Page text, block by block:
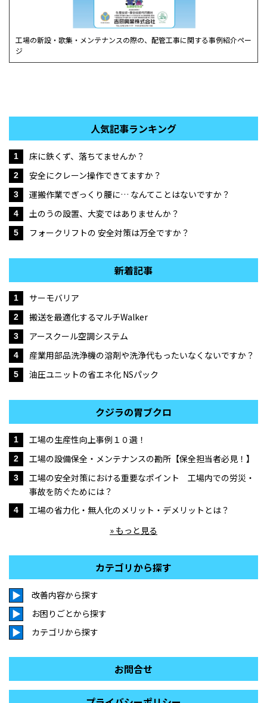
工場の新設・歌集・メンテナンスの際の、配管工事に関する事例紹介ペー
ジ
人気記事ランキング
1 床に鉄くず、落ちてませんか？
2 安全にクレーン操作できてますか？
3 運搬作業でぎっくり腰に… なんてことはないですか？
4 土のうの設置、大変ではありませんか？
5 フォークリフトの 安全対策は万全ですか？
新着記事
1 サーモバリア
2 搬送を最適化するマルチWalker
3 アースクール空調システム
4 産業用部品洗浄機の溶剤や洗浄代もったいなくないですか？
5 油圧ユニットの省エネ化 NSパック
クジラの胃ブクロ
1 工場の生産性向上事例１０選！
2 工場の設備保全・メンテナンスの勘所【保全担当者必見！】
3
工場の安全対策における重要なポイント 工場内での労災・
事故を防ぐためには？
4
工場の省力化・無人化のメリット・デメリットとは？
» もっと見る
カテゴリから探す
改善内容から探す
お困りごとから探す
カテゴリから探す
お問合せ